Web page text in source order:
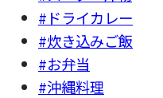
#ドライカレー
#炊き込みご飯
#お弁当
#沖縄料理